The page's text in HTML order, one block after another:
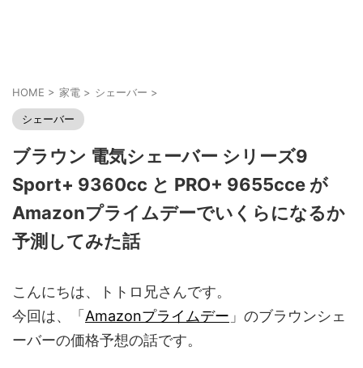
HOME > 家電 > シェーバー >
シェーバー
ブラウン 電気シェーバー シリーズ9
Sport+ 9360cc と PRO+ 9655cce が
Amazonプライムデーでいくらになるか
予測してみた話
こんにちは、トトロ兄さんです。
今回は、「 Amazonプライムデー 」のブラウンシェ
ーバーの価格予想の話です。